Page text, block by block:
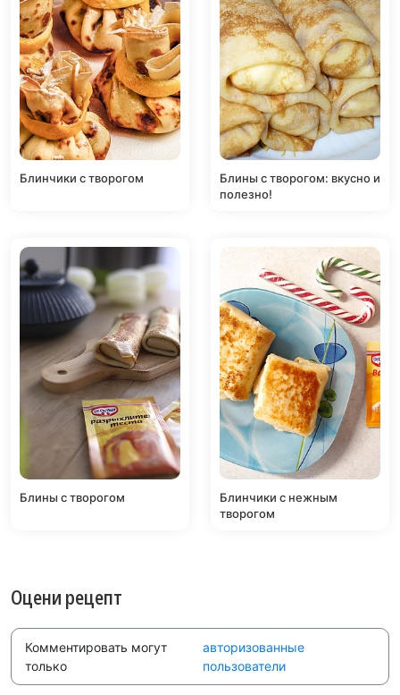
Блинчики с творогом
Блины с творогом: вкусно и
полезно!
Блины с творогом
Блинчики с нежным
творогом
Оцени рецепт
Комментировать могут
только
авторизованные
пользователи